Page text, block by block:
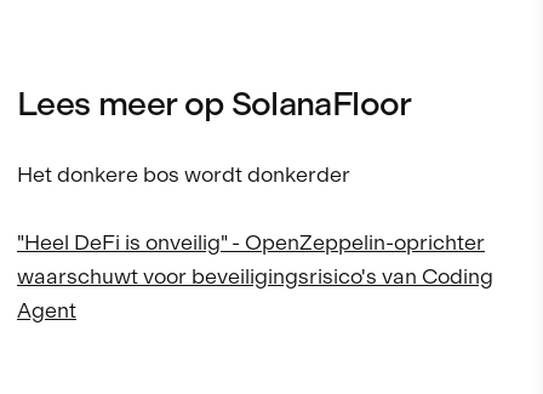
Lees meer op SolanaFloor
Het donkere bos wordt donkerder
"Heel DeFi is onveilig" - OpenZeppelin-oprichter
waarschuwt voor beveiligingsrisico's van Coding
Agent